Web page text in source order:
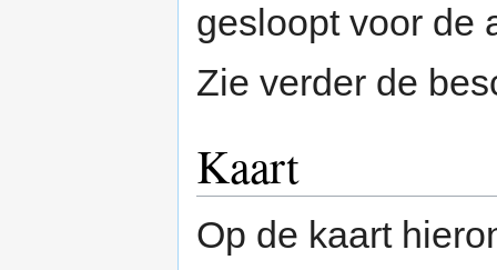
gesloopt voor de
Zie verder de
Kaart
Op de kaart